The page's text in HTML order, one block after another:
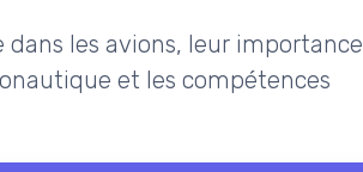
les avions, leur importance
et les compétences